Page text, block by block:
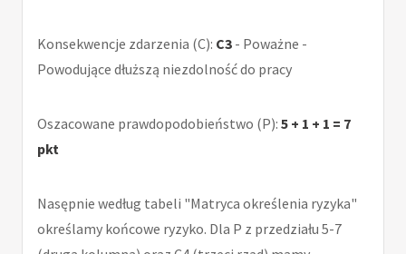
Konsekwencje zdarzenia (C): C3 - Poważne -
Powodujące dłuższą niezdolność do pracy
Oszacowane prawdopodobieństwo (P): 5 + 1 + 1 = 7
pkt
Nasępnie według tabeli "Matryca określenia ryzyka"
określamy końcowe ryzyko. Dla P z przedziału 5-7